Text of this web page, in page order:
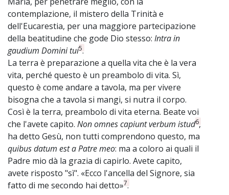
contemplazione, il mistero della Trinità e
dell'Eucarestia, per una maggiore partecipazione
della beatitudine che gode Dio stesso: Intra in
gaudium Domini tui5.
La terra è preparazione a quella vita che è la vera
vita, perché questo è un preambolo di vita. Sì,
questo è come andare a tavola, ma per vivere
bisogna che a tavola si mangi, si nutra il corpo.
Così è la terra, preambolo di vita eterna. Beate voi
che l'avete capito. Non omnes capiunt verbum istud6,
ha detto Gesù, non tutti comprendono questo, ma
quibus datum est a Patre meo: ma a coloro ai quali il
Padre mio dà la grazia di capirlo. Avete capito,
avete risposto "sì". «Ecco l'ancella del Signore, sia
fatto di me secondo hai detto»7.